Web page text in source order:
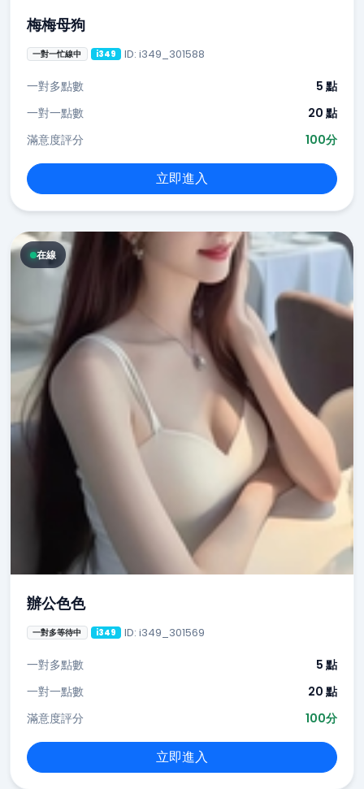
梅梅母狗
一對一忙線中 i349 ID: i349_301588
一對多點數
5 點
一對一點數
20 點
滿意度評分
100分
立即進入
在線
辦公色色
一對多等待中 i349 ID: i349_301569
一對多點數
5 點
一對一點數
20 點
滿意度評分
100分
立即進入